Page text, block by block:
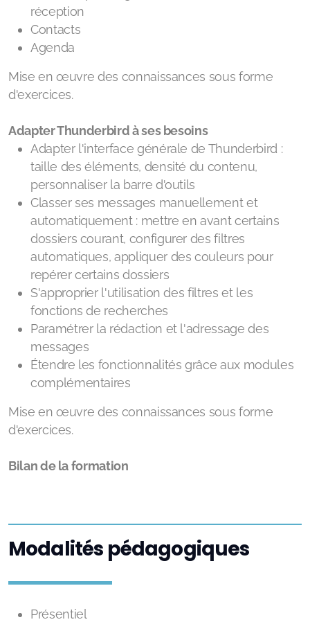
réception
Contacts
Agenda
Mise en œuvre des connaissances sous forme
d'exercices.
Adapter Thunderbird à ses besoins
Adapter l'interface générale de Thunderbird :
taille des éléments, densité du contenu,
personnaliser la barre d'outils
Classer ses messages manuellement et
automatiquement : mettre en avant certains
dossiers courant, configurer des filtres
automatiques, appliquer des couleurs pour
repérer certains dossiers
S'approprier l'utilisation des filtres et les
fonctions de recherches
Paramétrer la rédaction et l'adressage des
messages
Étendre les fonctionnalités grâce aux modules
complémentaires
Mise en œuvre des connaissances sous forme
d'exercices.
Bilan de la formation
Modalités pédagogiques
Présentiel